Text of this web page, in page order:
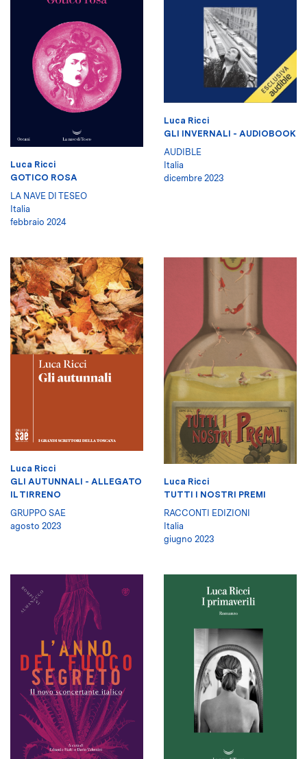
Luca Ricci
GOTICO ROSA
LA NAVE DI TESEO
Italia
febbraio 2024
Luca Ricci
GLI INVERNALI - AUDIOBOOK
AUDIBLE
Italia
dicembre 2023
Luca Ricci
GLI AUTUNNALI - ALLEGATO
IL TIRRENO
GRUPPO SAE
agosto 2023
Luca Ricci
TUTTI I NOSTRI PREMI
RACCONTI EDIZIONI
Italia
giugno 2023